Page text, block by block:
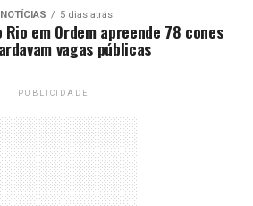
5 dias atrás
em Ordem apreende 78 cones
vagas públicas
PUBLICIDADE